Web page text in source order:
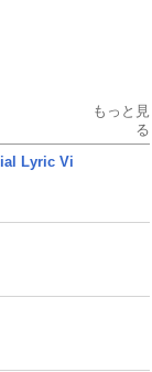
もっと見
る
Lyric Vi